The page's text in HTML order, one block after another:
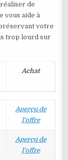
de
vous aide à
votre
trop lourd sur
Achat
Aperçu de
l’offre
Aperçu de
l’offre